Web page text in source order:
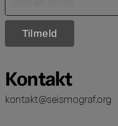
Kontakt
kontakt@seismograf.org